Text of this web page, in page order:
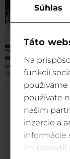
Súhlas
Táto
Na
funkcií
používame
používate
našim
inzercie a
informácie
im poskytli
Menej
V
menej
znížiť